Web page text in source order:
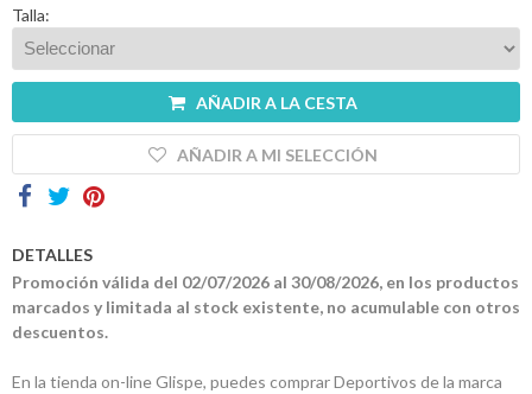
Talla:
AÑADIR A LA CESTA
AÑADIR A MI SELECCIÓN
DETALLES
Promoción válida del 02/07/2026 al 30/08/2026, en los productos
marcados y limitada al stock existente, no acumulable con otros
descuentos.
En la tienda on-line Glispe, puedes comprar Deportivos de la marca